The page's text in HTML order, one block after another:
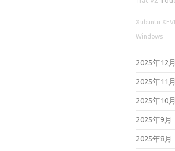
Xubuntu
Windows
2025年12月
2025年11月
2025年10月
2025年9月
2025年8月